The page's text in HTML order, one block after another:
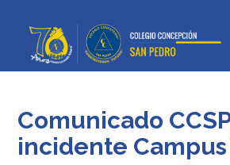
Comunicado
incidente